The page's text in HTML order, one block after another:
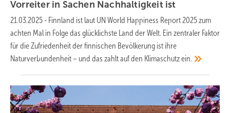
Vorreiter in Sachen Nachhaltigkeit ist
21.03.2025 - Finnland ist laut UN World Happiness Report 2025 zum
achten Mal in Folge das glücklichste Land der Welt. Ein zentraler Faktor
für die Zufriedenheit der finnischen Bevölkerung ist ihre
Naturverbundenheit – und das zahlt auf den Klimaschutzein.